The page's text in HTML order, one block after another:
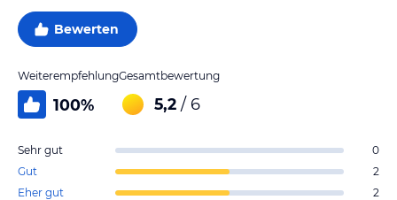
Bewerten
Weiterempfehlung
100%
Gesamtbewertung
5,2 / 6
Sehr gut
0
Gut
2
Eher gut
2